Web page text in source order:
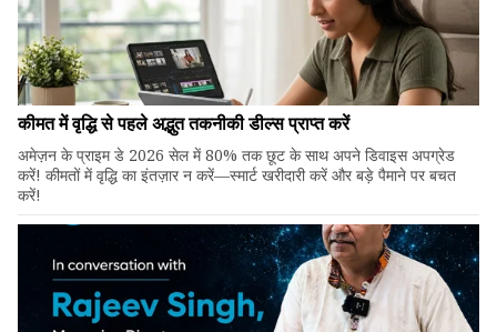
कीमत में वृद्धि से पहले अद्भुत तकनीकी डील्स प्राप्त करें
अमेज़न के प्राइम डे 2026 सेल में 80% तक छूट के साथ अपने डिवाइस अपग्रेड
करें! कीमतों में वृद्धि का इंतज़ार न करें—स्मार्ट खरीदारी करें और बड़े पैमाने पर बचत
करें!